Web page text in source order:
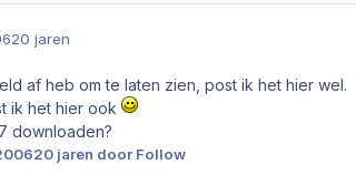
20 jaren
af heb om te laten zien, post ik het hier wel.
ik het hier ook
downloaden?
20 jaren door Follow